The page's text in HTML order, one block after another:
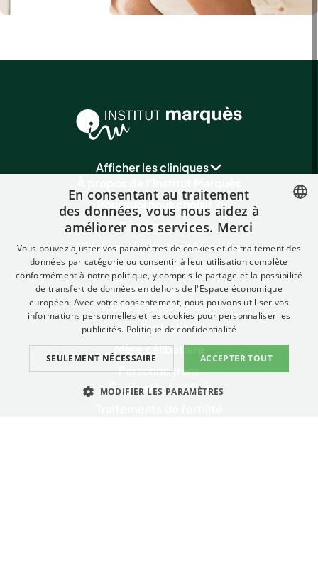
Afficher les cliniques
Pourquoi nous choisir ?
Récompenses
L'histoire de l'Institut Marquès
La Forêt des Embryons
Notre équipe
Couple hétérosexuel
Couples lesbiens
Mère célibataire
Personne trans
Études de fertilité
FRENCH
ENGLISH
ITALIAN
En consentant au traitement
des données, vous nous aidez à
améliorer nos services. Merci
Vous pouvez ajuster vos paramètres de cookies et de traitement des
données par catégorie ou consentir à leur utilisation complète
conformément à notre politique, y compris le partage et la possibilité
de transfert de données en dehors de l'Espace économique
européen. Avec votre consentement, nous pouvons utiliser vos
informations personnelles et les cookies pour personnaliser les
publicités. Politique de confidentialité
ACCEPTER TOUT
SEULEMENT NÉCESSAIRE
MODIFIER LES PARAMÈTRES